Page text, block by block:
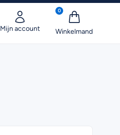
Mijn account
0